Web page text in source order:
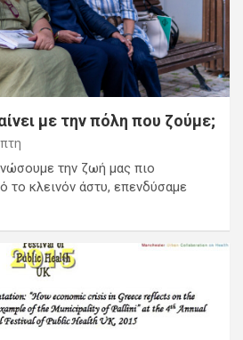
με την πόλη που ζούμε;
την ζωή μας πιο
το κλεινόν άστυ, επενδύσαμε